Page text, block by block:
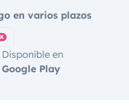
en varios plazos
Disponible en
Google Play